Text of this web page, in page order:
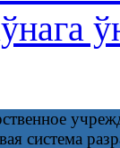
система